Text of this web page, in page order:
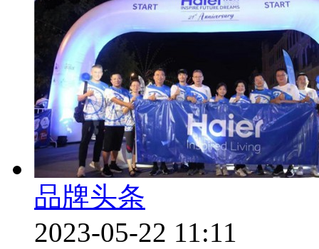
品牌头条
2023-05-22 11:11